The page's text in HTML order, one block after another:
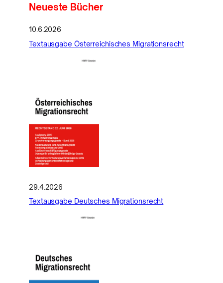
Neueste Bücher
10.6.2026
Textausgabe Österreichisches Migrationsrecht
29.4.2026
Textausgabe Deutsches Migrationsrecht